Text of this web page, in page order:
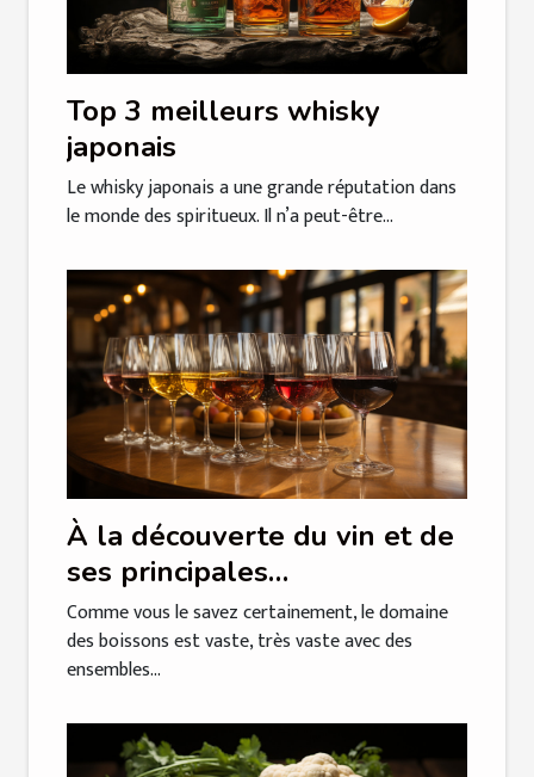
Top 3 meilleurs whisky
japonais
Le whisky japonais a une grande réputation dans
le monde des spiritueux. Il n’a peut-être...
À la découverte du vin et de
ses principales
caractéristiques
Comme vous le savez certainement, le domaine
des boissons est vaste, très vaste avec des
ensembles...